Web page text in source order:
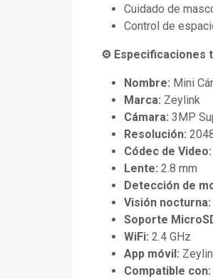
Cuidado de
Control de
⚙️ Especificaciones
Nombre: Mini
Marca: Zeylink
Cámara: 3MP
Resolución:
Códec de Video:
Lente: 2.8 mm
Detección de
Visión nocturna:
Soporte
WiFi: 2.4 GHz
App móvil:
Compatible con: